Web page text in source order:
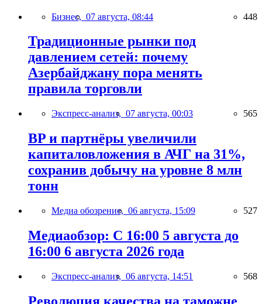
Бизнес, 07 августа, 08:44 448
Традиционные рынки под
давлением сетей: почему
Азербайджану пора менять
правила торговли
Экспресс-анализ, 07 августа, 00:03 565
BP и партнёры увеличили
капиталовложения в АЧГ на 31%,
сохранив добычу на уровне 8 млн
тонн
Медиа обозрение, 06 августа, 15:09 527
Медиаобзор: С 16:00 5 августа до
16:00 6 августа 2026 года
Экспресс-анализ, 06 августа, 14:51 568